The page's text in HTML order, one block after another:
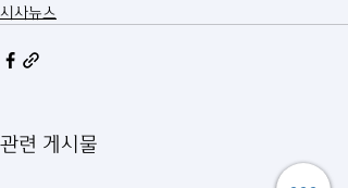
시사뉴스
관련 게시물